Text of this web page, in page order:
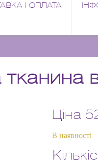
І ОПЛАТА
в
Ціна
В наявності